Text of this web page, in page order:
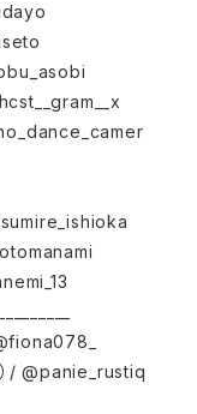
/ @panie_rustiq